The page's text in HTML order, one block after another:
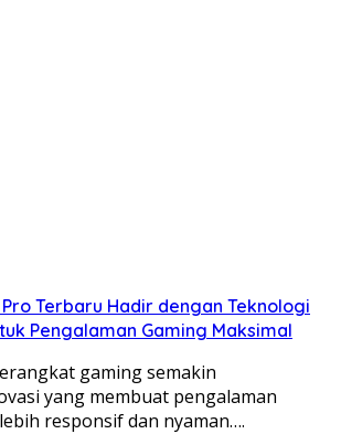
Terbaru Hadir dengan Teknologi
Pengalaman Gaming Maksimal
gaming semakin
yang membuat pengalaman
responsif dan nyaman….